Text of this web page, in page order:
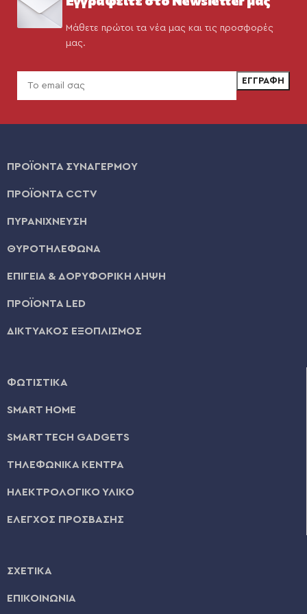
Μάθετε πρώτοι τα νέα μας και τις προσφορές
μας.
ΠΡΟΪΟΝΤΑ ΣΥΝΑΓΕΡΜΟΥ
ΠΡΟΪΟΝΤΑ CCTV
ΠΥΡΑΝΙΧΝΕΥΣΗ
ΘΥΡΟΤΗΛΕΦΩΝΑ
ΕΠΙΓΕΙΑ & ΔΟΡΥΦΟΡΙΚΗ ΛΗΨΗ
ΠΡΟΪΟΝΤΑ LED
ΔΙΚΤΥΑΚΟΣ ΕΞΟΠΛΙΣΜΟΣ
ΦΩΤΙΣΤΙΚΑ
SMART HOME
SMART TECH GADGETS
ΤΗΛΕΦΩΝΙΚΑ ΚΕΝΤΡΑ
ΗΛΕΚΤΡΟΛΟΓΙΚΟ ΥΛΙΚΟ
ΕΛΕΓΧΟΣ ΠΡΟΣΒΑΣΗΣ
ΣΧΕΤΙΚΑ
ΕΠΙΚΟΙΝΩΝΙΑ